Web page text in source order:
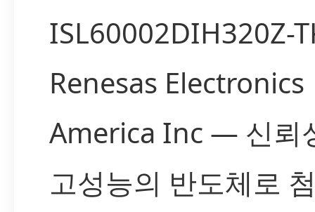
ISL60002DIH320Z-
Renesas Electronics
America Inc — 신뢰
고성능의 반도체로